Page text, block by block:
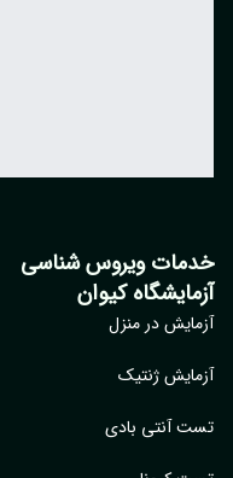
ویروس شناسی
کیوان
در منزل
ژنتیک
آنتی بادی